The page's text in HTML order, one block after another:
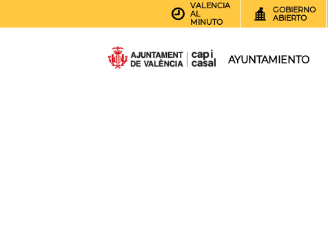
VALENCIA
AL
MINUTO
GOBIERNO
ABIERTO
AYUNTAMIENTO